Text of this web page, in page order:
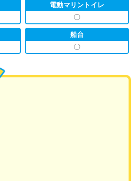
電動マリントイレ
〇
船台
〇